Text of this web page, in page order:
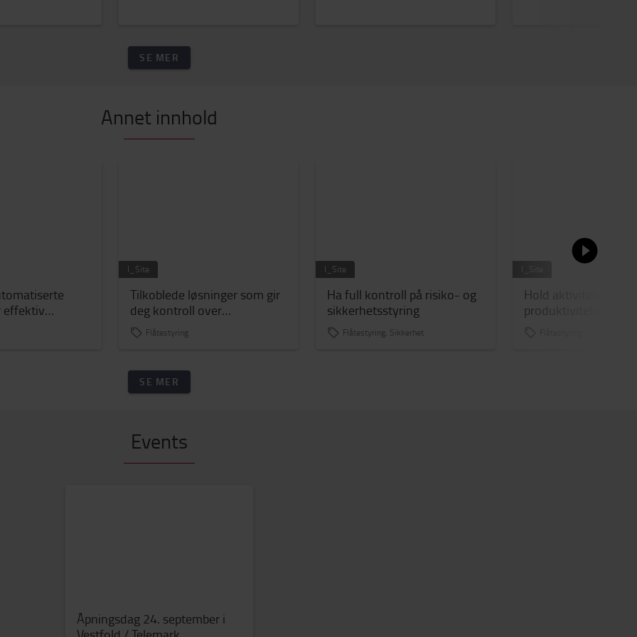
SE MER
Annet innhold
effektiv
I_Site
Tilkoblede løsninger som gir
deg kontroll over
kostnadene
Flåtestyring
I_Site
Ha full kontroll på risiko- og
sikkerhetsstyring
Flåtestyring, Sikkerhet
I_Site
Hold aktiviteten i
produktiviteten.
SE MER
Events
Åpningsdag 24. september i